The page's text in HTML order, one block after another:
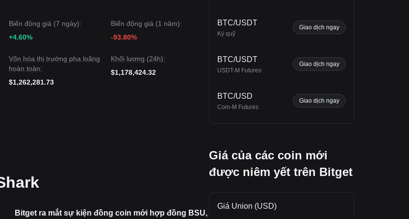
$0.00570, mức mục tiêu tiếp theo là$0.00682
, mục tiêu giảm giá tiếp theo có thể là $0.00365
Trung lậpmiễn là nó tiếp tục nằm trên mức hỗ trợ quan trọng
Biến động giá (7 ngày):
+4.60%
Biến động giá (1 năm):
-93.80%
Vốn hóa thị trường pha loãng
hoàn toàn:
$1,262,281.73
Khối lượng (24h):
$1,178,424.32
Bitget ra mắt sự kiện đồng coin mới hợp đồng BSU,
BTC/USDT
Ký quỹ
Giao dịch ngay
BTC/USDT
USDT-M Futures
Giao dịch ngay
BTC/USD
Coin-M Futures
Giao dịch ngay
Giá của các coin mới
được niêm yết trên Bitget
Giá Union (USD)